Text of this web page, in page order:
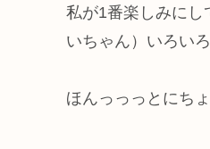
私が1番楽しみに
いちゃん）いろい
ほんっっっとにち